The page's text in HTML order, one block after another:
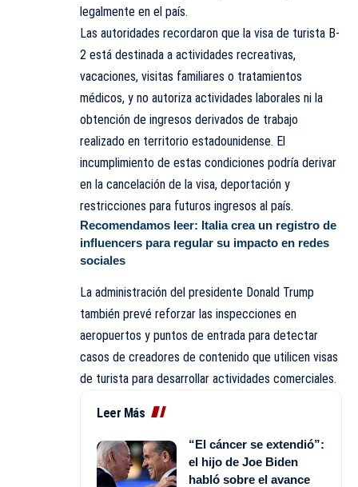
legalmente en el país.
Las autoridades recordaron que la visa de turista B-
2 está destinada a actividades recreativas,
vacaciones, visitas familiares o tratamientos
médicos, y no autoriza actividades laborales ni la
obtención de ingresos derivados de trabajo
realizado en territorio estadounidense. El
incumplimiento de estas condiciones podría derivar
en la cancelación de la visa, deportación y
restricciones para futuros ingresos al país.
Recomendamos leer: Italia crea un registro de
influencers para regular su impacto en redes
sociales
La administración del presidente Donald Trump
también prevé reforzar las inspecciones en
aeropuertos y puntos de entrada para detectar
casos de creadores de contenido que utilicen visas
de turista para desarrollar actividades comerciales.
Leer Más
“El cáncer se extendió”:
el hijo de Joe Biden
habló sobre el avance